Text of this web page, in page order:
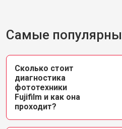
Самые
Сколько стоит
диагностика
фототехники
Fujifilm и как она
проходит?